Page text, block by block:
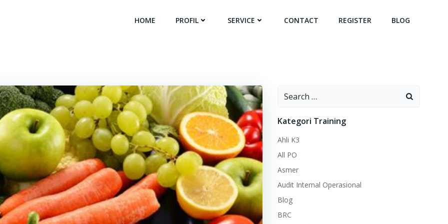
HOME PROFIL SERVICE CONTACT REGISTER BLOG
Search
Kategori Training
Ahli K3
All PO
Asmer
Audit Internal Operasional
Blog
BRC